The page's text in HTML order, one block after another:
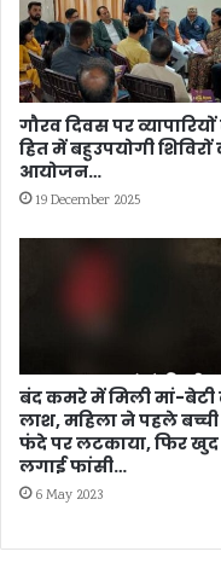
आरोपी
गिरफ्तार
गौरव दिवस पर
हित में बहुउपयोगी शिविरों
आयोजन…
19 December 2025
बंद कमरे में मिली मां-बेटी
लाश, महिला ने पहले
फंदे पर लटकाया, फिर खुद
लगाई फांसी…
6 May 2023